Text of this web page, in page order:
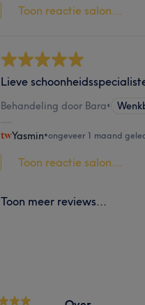
Toon reactie salon...
Lieve
Behandeling door Bara•
Yasmin•ongeveer 1 maand
Toon reactie salon...
Toon meer reviews...